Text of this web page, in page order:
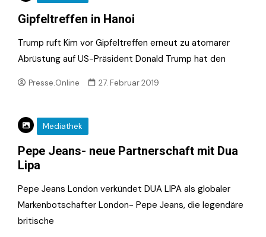
Gipfeltreffen in Hanoi
Trump ruft Kim vor Gipfeltreffen erneut zu atomarer
Abrüstung auf US-Präsident Donald Trump hat den
Presse.Online 27. Februar 2019
Mediathek
Pepe Jeans- neue Partnerschaft mit Dua
Lipa
Pepe Jeans London verkündet DUA LIPA als globaler
Markenbotschafter London- Pepe Jeans, die legendäre
britische